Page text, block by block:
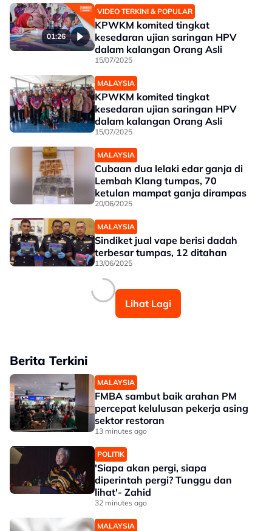
01:26
VIDEO TERKINI & POPULAR
KPWKM komited tingkat
kesedaran ujian saringan HPV
dalam kalangan Orang Asli
15/07/2025
MALAYSIA
KPWKM komited tingkat
kesedaran ujian saringan HPV
dalam kalangan Orang Asli
15/07/2025
MALAYSIA
Cubaan dua lelaki edar ganja di
Lembah Klang tumpas, 70
ketulan mampat ganja dirampas
20/06/2025
MALAYSIA
Sindiket jual vape berisi dadah
terbesar tumpas, 12 ditahan
13/06/2025
Lihat Lagi
Berita Terkini
MALAYSIA
FMBA sambut baik arahan PM
percepat kelulusan pekerja asing
sektor restoran
13 minutes ago
POLITIK
'Siapa akan pergi, siapa
diperintah pergi? Tunggu dan
lihat'- Zahid
32 minutes ago
MALAYSIA